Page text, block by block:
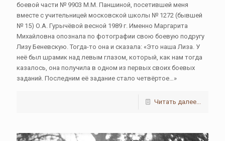
боевой части № 9903 М.М. Паншиной, посетившей меня
вместе с учительницей московской школы № 1272 (бывшей
№ 15) О.А. Гурычёвой весной 1989 г. Именно Маргарита
Михайловна опознала по фотографии свою боевую подругу
Лизу Беневскую. Тогда-то она и сказала: «Это наша Лиза. У
неё был шрамик над левым глазом, который, как нам тогда
казалось, она получила в одном из первых своих боевых
заданий. Последним её задание стало четвёртое…»
Читать далее...